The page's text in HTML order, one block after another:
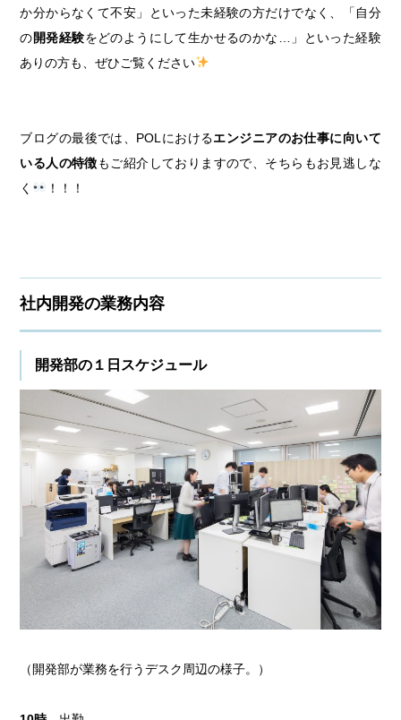
か分からなくて不安」といった未経験の方だけでなく、「自分
の開発経験をどのようにして生かせるのかな…」といった経験
ありの方も、ぜひご覧ください
ブログの最後では、POLにおけるエンジニアのお仕事に向いて
いる人の特徴もご紹介しておりますので、そちらもお見逃しな
く
！！！
社内開発の業務内容
開発部の１日スケジュール
（開発部が業務を行うデスク周辺の様子。）